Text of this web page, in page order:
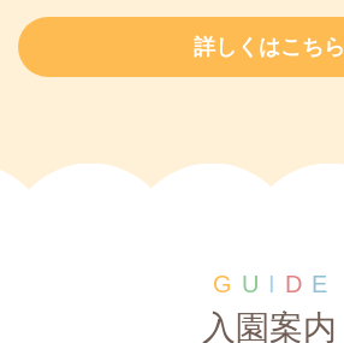
詳しくはこちら
G U I D E
入園案内